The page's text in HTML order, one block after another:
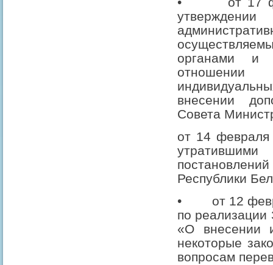
органами и
внесении
Совета
от 14
Республики
•
от 12
по реализации
«О внесении
некоторые
вопросам